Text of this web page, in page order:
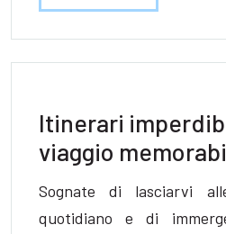
Itinerari
viaggio
Sognate di lasciarvi
quotidiano e di